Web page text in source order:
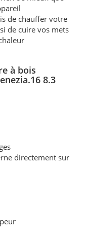
de chauffer votre
de cuire vos mets
à bois
8.3
directement sur